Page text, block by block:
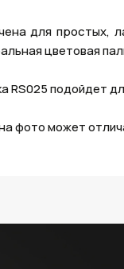
для простых,
цветовая
RS025 подойдет
фото может